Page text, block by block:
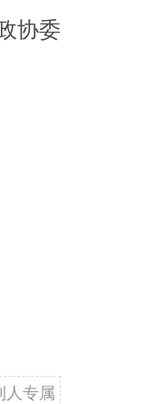
协委
人专属